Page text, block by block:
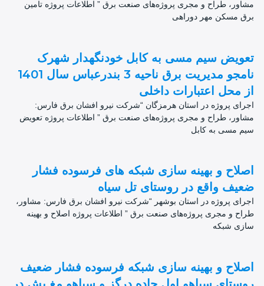
مشاور، طراح و مجری پروژه‌های صنعت برق ” اطلاعات پروژه تامین
برق مسکن مهر دوراهی
تعویض سیم مسی به کابل خودنگهدار شهرک
نامجو مدیریت برق ناحیه 3 بندرعباس سال 1401
از محل اعتبارات داخلی
اجرای پروژه در استان هرمزگان “شرکت نیرو افشان برق فارس:
مشاور، طراح و مجری پروژه‌های صنعت برق ” اطلاعات پروژه تعویض
سیم مسی به کابل
اصلاح و بهینه سازی شبکه های فرسوده فشار
ضعیف واقع در روستای تل سیاه
اجرای پروژه در استان بوشهر “شرکت نیرو افشان برق فارس: مشاور،
طراح و مجری پروژه‌های صنعت برق ” اطلاعات پروژه اصلاح و بهینه
سازی شبکه
اصلاح و بهینه سازی شبکه فرسوده فشار ضعیف